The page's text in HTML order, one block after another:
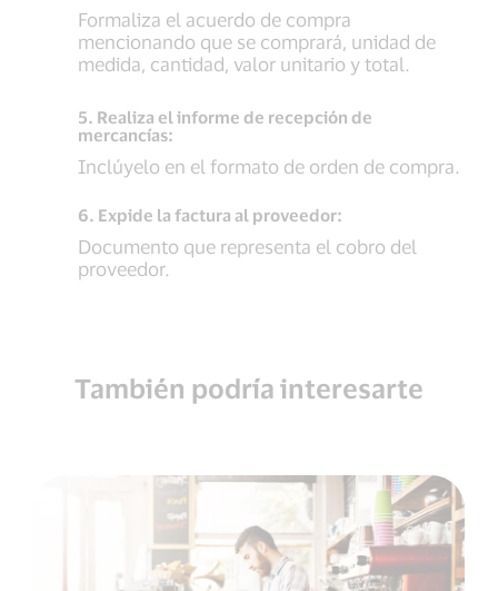
Formaliza el acuerdo de compra
mencionando que se comprará, unidad de
medida, cantidad, valor unitario y total.
5. Realiza el informe de recepción de
mercancías:
Inclúyelo en el formato de orden de compra.
6. Expide la factura al proveedor:
Documento que representa el cobro del
proveedor.
También podría interesarte